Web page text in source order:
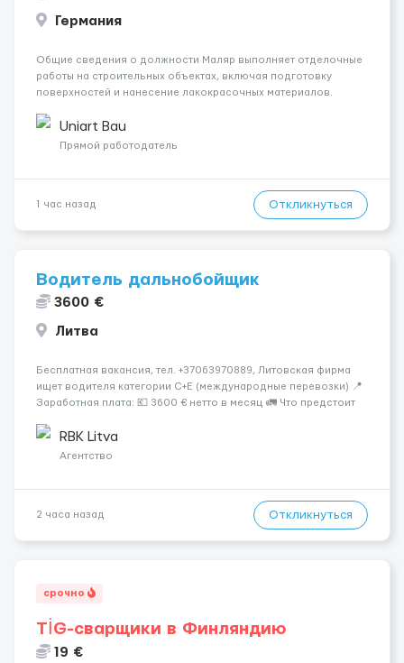
Германия
Общие сведения о должности Маляр выполняет отделочные
работы на строительных объектах, включая подготовку
поверхностей и нанесение лакокрасочных материалов.
профессионалов на месте, приглашения делаем только для
профессионалов с доказательным портф...
Uniart Bau
Прямой работодатель
1 час назад Откликнуться
Водитель дальнобойщик
3600 €
Литва
Бесплатная вакансия, тел. +37063970889, Литовская фирма
ищет водителя категории C+E (международные перевозки) 📍
Заработная плата: 💶 3600 € нетто в месяц 🚛 Что предстоит
рефрижераторах. В среднем 400–500 км в день. Погрузки и
разгрузки ...
RBK Litva
Агентство
2 часа назад Откликнуться
срочно
TİG-сварщики в Финляндию
19 €